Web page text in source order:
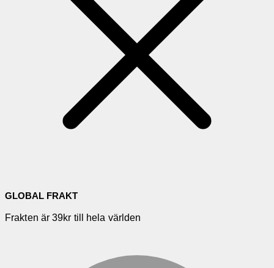
GLOBAL FRAKT
Frakten är 39kr till hela världen